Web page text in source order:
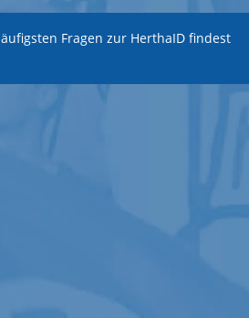
Fragen zur HerthaID findest